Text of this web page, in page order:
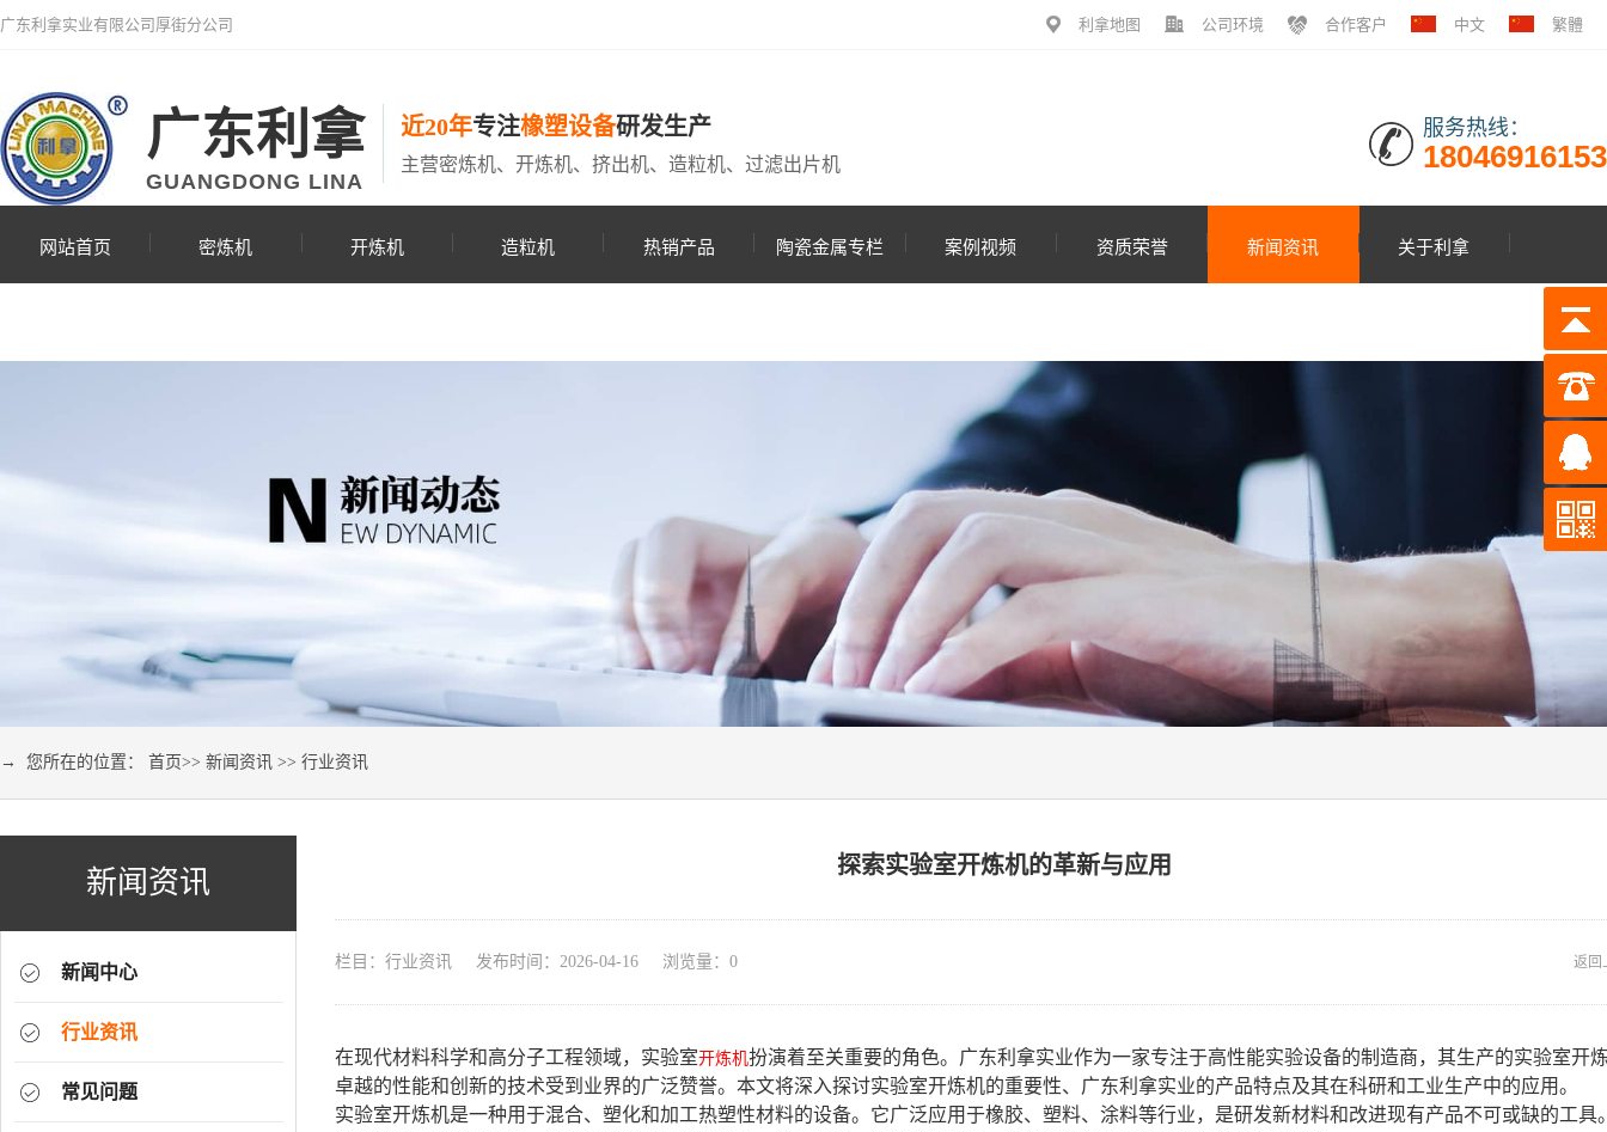
广东利拿实业有限公司厚街分公司 利拿地图 公司环境 合作客户 中文 繁體
广东利拿
GUANGDONG LINA
近20年专注橡塑设备研发生产
主营密炼机、开炼机、挤出机、造粒机、过滤出片机
服务热线：
18046916153
网站首页 密炼机 开炼机 造粒机 热销产品 陶瓷金属专栏 案例视频 资质荣誉 新闻资讯 关于利拿
→ 您所在的位置： 首页>> 新闻资讯 >> 行业资讯
新闻资讯
新闻中心
行业资讯
常见问题
探索实验室开炼机的革新与应用
栏目：行业资讯 发布时间：2026-04-16 浏览量： 0 返回
在现代材料科学和高分子工程领域，实验室开炼机扮演着至关重要的角色。广东利拿实业作为一家专注于高性能实验设备的制造商，其生产的实验室开
卓越的性能和创新的技术受到业界的广泛赞誉。本文将深入探讨实验室开炼机的重要性、广东利拿实业的产品特点及其在科研和工业生产中的应用。
实验室开炼机是一种用于混合、塑化和加工热塑性材料的设备。它广泛应用于橡胶、塑料、涂料等行业，是研发新材料和改进现有产品不可或缺的工具